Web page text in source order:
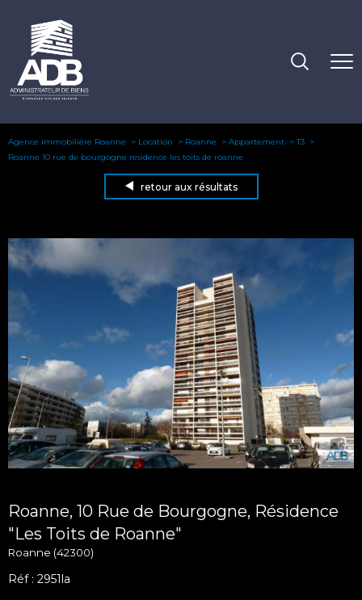
Agence immobilière Roanne Location Roanne Appartement
T3
Roanne 10 rue de bourgogne residence les toits de roanne
retour aux résultats
Roanne, 10 Rue de Bourgogne, Résidence
"Les Toits de Roanne"
Roanne (42300)
Réf : 2951la